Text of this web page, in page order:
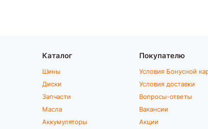
Каталог
Шины
Диски
Запчасти
Масла
Аккумуляторы
Покупателю
Условия Бонусной
Условия доставки
Вопросы-ответы
Вакансии
Акции